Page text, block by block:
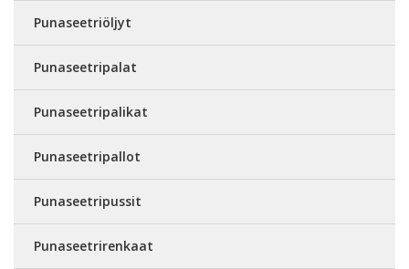
Punaseetriöljyt
Punaseetripalat
Punaseetripalikat
Punaseetripallot
Punaseetripussit
Punaseetrirenkaat